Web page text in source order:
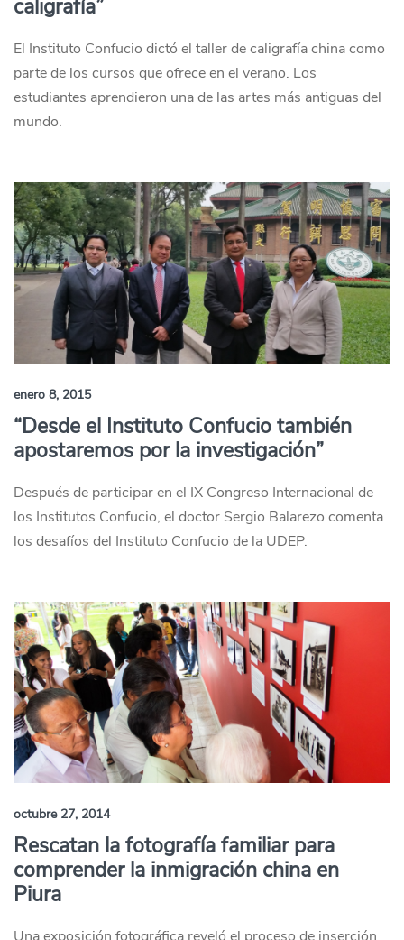
caligrafía”
El Instituto Confucio dictó el taller de caligrafía china como
parte de los cursos que ofrece en el verano. Los
estudiantes aprendieron una de las artes más antiguas del
mundo.
enero 8, 2015
“Desde el Instituto Confucio también
apostaremos por la investigación”
Después de participar en el IX Congreso Internacional de
los Institutos Confucio, el doctor Sergio Balarezo comenta
los desafíos del Instituto Confucio de la UDEP.
octubre 27, 2014
Rescatan la fotografía familiar para
comprender la inmigración china en
Piura